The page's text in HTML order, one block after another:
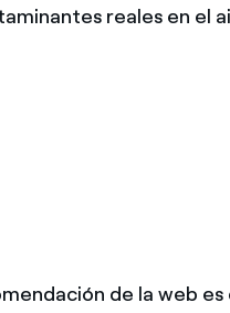
reales en el
de la web